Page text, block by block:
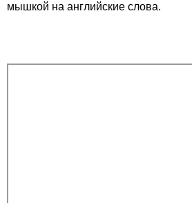
мышкой на английские слова.